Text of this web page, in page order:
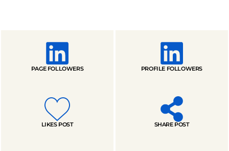
PAGE FOLLOWERS PROFILE FOLLOWERS
LIKES POST SHARE POST